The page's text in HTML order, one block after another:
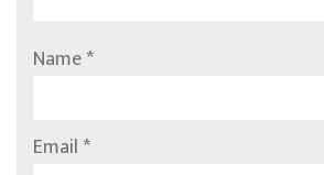
Name*
Email*